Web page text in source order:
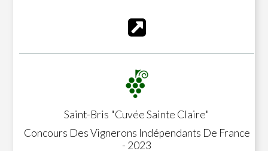
Saint-Bris "Cuvée Sainte Claire"
Concours Des Vignerons Indépendants De France
- 2023